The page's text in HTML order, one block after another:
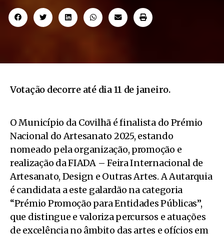
Votação decorre até dia 11 de janeiro.
O Município da Covilhã é finalista do Prémio
Nacional do Artesanato 2025, estando
nomeado pela organização, promoção e
realização da FIADA – Feira Internacional de
Artesanato, Design e Outras Artes. A Autarquia
é candidata a este galardão na categoria
“Prémio Promoção para Entidades Públicas”,
que distingue e valoriza percursos e atuações
de excelência no âmbito das artes e ofícios em